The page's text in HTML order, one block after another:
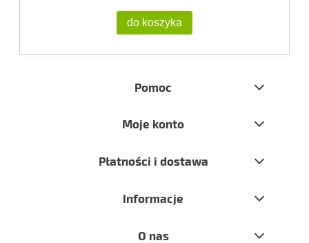
do koszyka
Pomoc
Moje konto
Płatności i dostawa
Informacje
O nas